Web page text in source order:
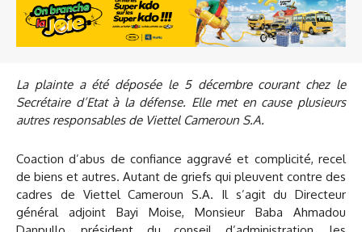
La plainte a été déposée le 5 décembre courant chez le
Secrétaire d’Etat à la défense. Elle met en cause plusieurs
autres responsables de Viettel Cameroun S.A.
Coaction d’abus de confiance aggravé et complicité, recel
de biens et autres. Autant de griefs qui pleuvent contre des
cadres de Viettel Cameroun S.A. Il s’agit du Directeur
général adjoint Bayi Moise, Monsieur Baba Ahmadou